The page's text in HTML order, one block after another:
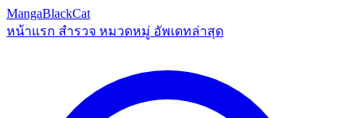
MangaBlackCat
หน้าแรก สำรวจ หมวดหมู่ อัพเดทล่าสุด